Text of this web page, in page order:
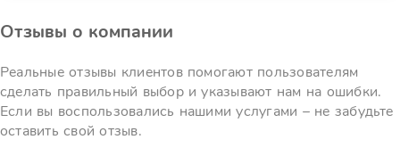
Отзывы о компании
Реальные отзывы клиентов помогают пользователям
сделать правильный выбор и указывают нам на ошибки.
Если вы воспользовались нашими услугами – не забудьте
оставить свой отзыв.